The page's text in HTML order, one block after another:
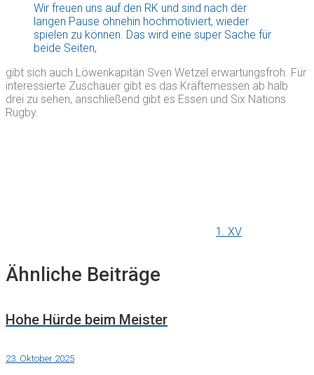
Wir freuen uns auf den RK und sind nach der
langen Pause ohnehin hochmotiviert, wieder
spielen zu können. Das wird eine super Sache für
beide Seiten,
gibt sich auch Löwenkapitän Sven Wetzel erwartungsfroh. Für
interessierte Zuschauer gibt es das Kräftemessen ab halb
drei zu sehen, anschließend gibt es Essen und Six Nations
Rugby.
1. XV
Ähnliche Beiträge
Hohe Hürde beim Meister
23. Oktober 2025